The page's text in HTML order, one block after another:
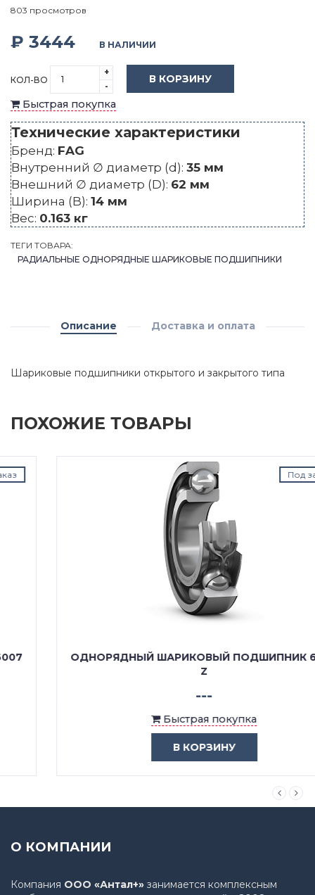
803 просмотров
₽ 3444 В НАЛИЧИИ
КОЛ-ВО
+
-
В КОРЗИНУ
Быстрая покупка
Технические характеристики
Бренд: FAG
Внутренний ∅ диаметр (d): 35 мм
Внешний ∅ диаметр (D): 62 мм
Ширина (B): 14 мм
Вес: 0.163 кг
ТЕГИ ТОВАРА:
РАДИАЛЬНЫЕ ОДНОРЯДНЫЕ ШАРИКОВЫЕ ПОДШИПНИКИ
Описание Доставка и оплата
Шариковые подшипники открытого и закрытого типа
ПОХОЖИЕ ТОВАРЫ
ОДНОРЯДНЫЙ ШАРИКОВЫЙ ПОДШИПНИК 6007
Быстрая покупка
В КОРЗИНУ
О КОМПАНИИ
Компания ООО «Антал+» занимается комплексным